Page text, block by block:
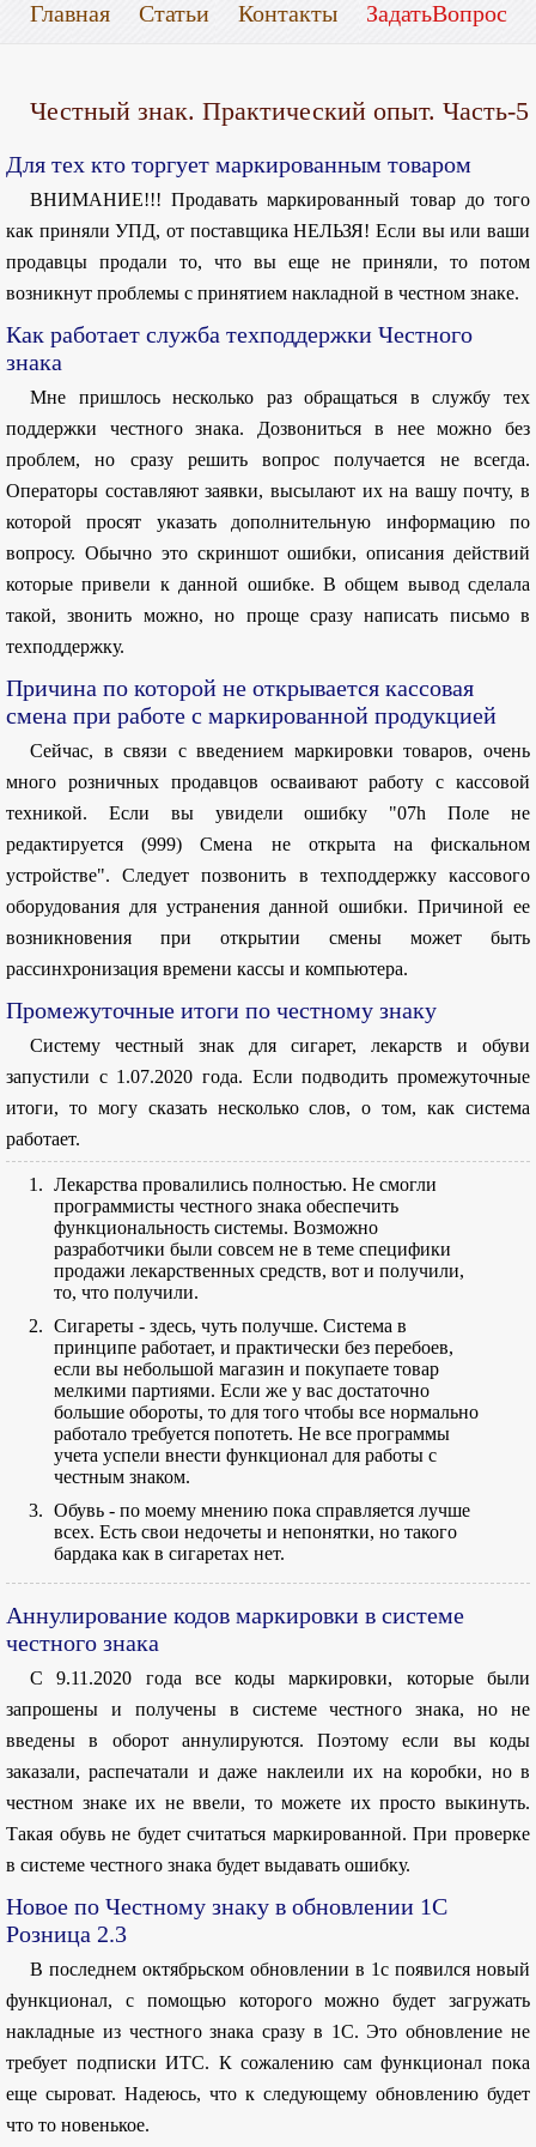
Главная Статьи Контакты ЗадатьВопрос
Честный знак. Практический опыт. Часть-5
Для тех кто торгует маркированным товаром
ВНИМАНИЕ!!! Продавать маркированный товар до того
как приняли УПД, от поставщика НЕЛЬЗЯ! Если вы или ваши
продавцы продали то, что вы еще не приняли, то потом
возникнут проблемы с принятием накладной в честном знаке.
Как работает служба техподдержки Честного
знака
Мне пришлось несколько раз обращаться в службу тех
поддержки честного знака. Дозвониться в нее можно без
проблем, но сразу решить вопрос получается не всегда.
Операторы составляют заявки, высылают их на вашу почту, в
которой просят указать дополнительную информацию по
вопросу. Обычно это скриншот ошибки, описания действий
которые привели к данной ошибке. В общем вывод сделала
такой, звонить можно, но проще сразу написать письмо в
техподдержку.
Причина по которой не открывается кассовая
смена при работе с маркированной продукцией
Сейчас, в связи с введением маркировки товаров, очень
много розничных продавцов осваивают работу с кассовой
техникой. Если вы увидели ошибку "07h Поле не
редактируется (999) Смена не открыта на фискальном
устройстве". Следует позвонить в техподдержку кассового
оборудования для устранения данной ошибки. Причиной ее
возникновения при открытии смены может быть
рассинхронизация времени кассы и компьютера.
Промежуточные итоги по честному знаку
Систему честный знак для сигарет, лекарств и обуви
запустили с 1.07.2020 года. Если подводить промежуточные
итоги, то могу сказать несколько слов, о том, как система
работает.
Лекарства провалились полностью. Не смогли
программисты честного знака обеспечить
функциональность системы. Возможно
разработчики были совсем не в теме специфики
продажи лекарственных средств, вот и получили,
то, что получили.
Сигареты - здесь, чуть получше. Система в
принципе работает, и практически без перебоев,
если вы небольшой магазин и покупаете товар
мелкими партиями. Если же у вас достаточно
большие обороты, то для того чтобы все нормально
работало требуется попотеть. Не все программы
учета успели внести функционал для работы с
честным знаком.
Обувь - по моему мнению пока справляется лучше
всех. Есть свои недочеты и непонятки, но такого
бардака как в сигаретах нет.
Аннулирование кодов маркировки в системе
честного знака
С 9.11.2020 года все коды маркировки, которые были
запрошены и получены в системе честного знака, но не
введены в оборот аннулируются. Поэтому если вы коды
заказали, распечатали и даже наклеили их на коробки, но в
честном знаке их не ввели, то можете их просто выкинуть.
Такая обувь не будет считаться маркированной. При проверке
в системе честного знака будет выдавать ошибку.
Новое по Честному знаку в обновлении 1С
Розница 2.3
В последнем октябрьском обновлении в 1с появился новый
функционал, с помощью которого можно будет загружать
накладные из честного знака сразу в 1С. Это обновление не
требует подписки ИТС. К сожалению сам функционал пока
еще сыроват. Надеюсь, что к следующему обновлению будет
что то новенькое.